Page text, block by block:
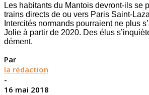
Les habitants du Mantois devront-ils se
trains directs de ou vers Paris Saint-
Intercités normands pourraient ne plus
Jolie à partir de 2020. Des élus
dément.
Par
la rédaction
-
16 mai 2018